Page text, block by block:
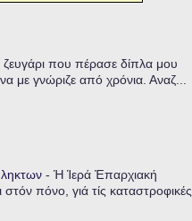
που πέρασε δίπλα μου
με γνώριζε από χρόνια. Αναζ...
- Ἡ Ἱερά Ἐπαρχιακή
πόνο, γιά τίς καταστροφικές